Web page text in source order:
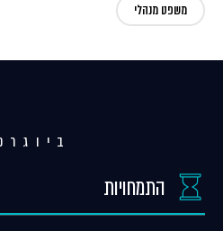
משפט מנהלי
התמחויות